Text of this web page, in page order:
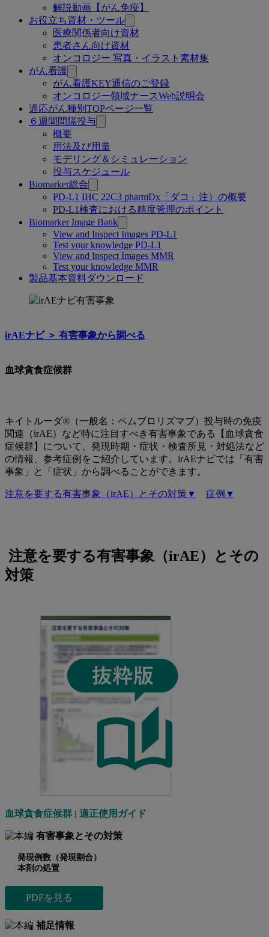
解説動画【がん免疫】
お役立ち資材・ツール
医療関係者向け資材
患者さん向け資材
オンコロジー 写真・イラスト素材集
がん看護
がん看護KEY通信のご登録
オンコロジー領域ナースWeb説明会
適応がん種別TOPページ一覧
６週間間隔投与
概要
用法及び用量
モデリング＆シミュレーション
投与スケジュール
Biomarker総合
PD-L1 IHC 22C3 pharmDx「ダコ」注）の概要
PD-L1検査における精度管理のポイント
Biomarker Image Bank
View and Inspect Images PD-L1
Test your knowledge PD-L1
View and Inspect Images MMR
Test your knowledge MMR
製品基本資料ダウンロード
貪
⾷
群
irAEナビ ＞︎ 有害事象から調べる
⾎球貪⾷症候群
キイトルーダ®（一般名：ペムブロリズマブ）投与時の免疫
関連（irAE）など特に注目すべき有害事象である【⾎球貪⾷
症候群】について、発現時期・症状・検査所見・対処法など
の情報、参考症例をご紹介しています。irAEナビでは「有害
事象」と「症状」から調べることができます。
注意を要する有害事象（irAE）とその対策▼ 症例▼
注意を要する有害事象（irAE）とその
対策
⾎球貪⾷症候群 | 適正使用ガイド
有害事象とその対策
発現例数（発現割合）
本剤の処置
PDFを見る
補足情報